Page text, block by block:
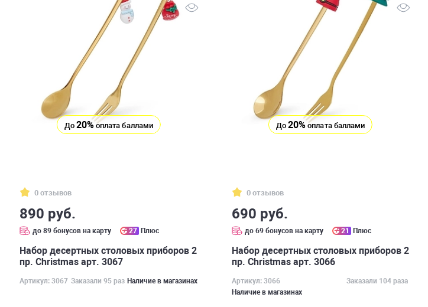
До 20% оплата баллами
0 отзывов
890 руб.
до 89 бонусов на карту 27 Плюс
Набор десертных столовых приборов 2
пр. Сhristmas арт. 3067
Артикул: 3067 Заказали 95 раз Наличие в магазинах
До20% оплата баллами
0 отзывов
690 руб.
до 69 бонусов на карту 21 Плюс
Набор десертных столовых приборов 2
пр. Сhristmas арт. 3066
Артикул: 3066
Заказали 104 раза
Наличие в магазинах